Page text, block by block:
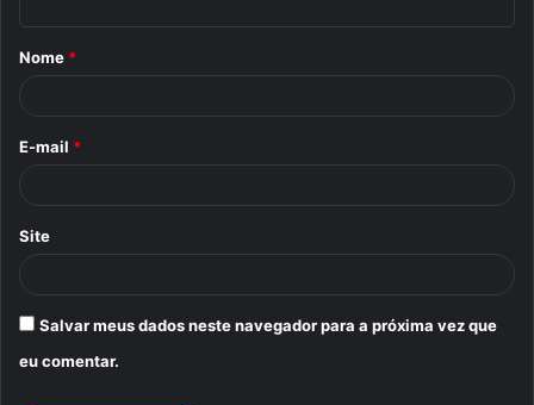
r
Nome *
E-mail *
Site
Salvar meus dados neste navegador para a próxima vez que
eu comentar.